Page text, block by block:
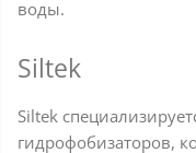
воды.
Siltek
Siltek
гидрофобизаторов,